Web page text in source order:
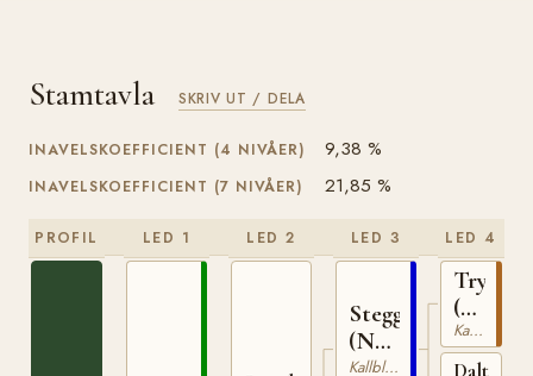
Stamtavla SKRIV UT / DELA
INAVELSKOEFFICIENT (4 NIVÅER) 9,38 %
INAVELSKOEFFICIENT (7 NIVÅER) 21,85 %
PROFIL LED 1 LED 2 LED 3
Stegg
(NO)
T- Kallblodig Travare
LED 4
Trygve
(NO)
T-
66
Kallblodig Travare